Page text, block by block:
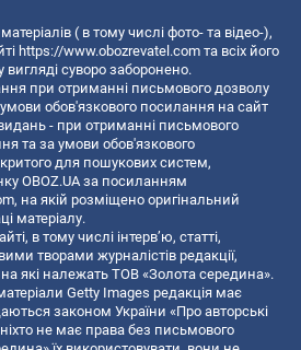
( в тому числі фото- та відео-),
https://www.obozrevatel.com та всіх його
суворо заборонено.
при отриманні письмового дозволу
обов'язкового посилання на сайт
- при отриманні письмового
та за умови обов'язкового
для пошукових систем,
OBOZ.UA за посиланням
, на якій розміщено оригінальний
матеріалу.
в тому числі інтерв’ю, статті,
творами журналістів редакції,
які належать ТОВ «Золота середина».
Getty Images редакція має
законом України «Про авторські
не має права без письмового